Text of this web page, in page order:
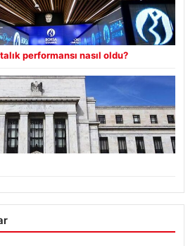
performansı nasıl oldu?